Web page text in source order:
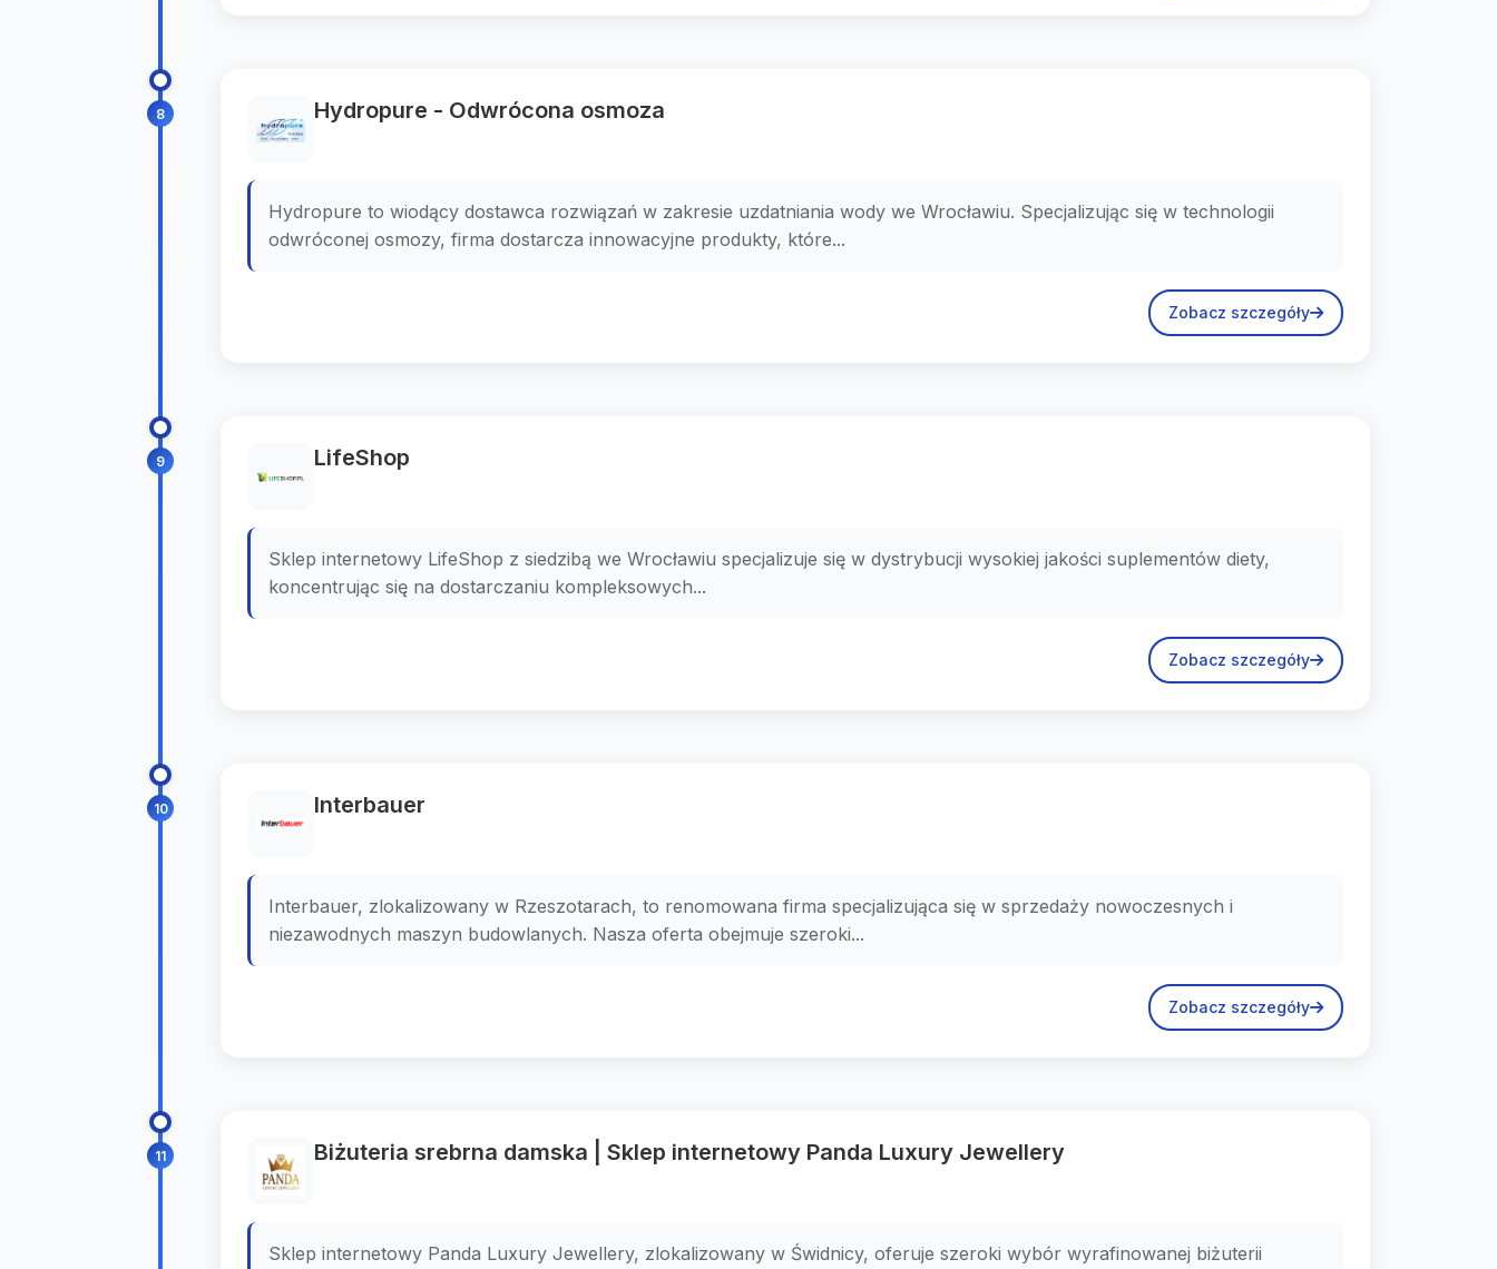
8 Hydropure - Odwrócona osmoza
Hydropure to wiodący dostawca rozwiązań w zakresie uzdatniania wody we Wrocławiu. Specjalizując się w technologii
odwróconej osmozy, firma dostarcza innowacyjne produkty, które...
Zobacz szczegóły
9 LifeShop
Sklep internetowy LifeShop z siedzibą we Wrocławiu specjalizuje się w dystrybucji wysokiej jakości suplementów diety,
koncentrując się na dostarczaniu kompleksowych...
Zobacz szczegóły
10 Interbauer
Interbauer, zlokalizowany w Rzeszotarach, to renomowana firma specjalizująca się w sprzedaży nowoczesnych i
niezawodnych maszyn budowlanych. Nasza oferta obejmuje szeroki...
Zobacz szczegóły
11 Biżuteria srebrna damska | Sklep internetowy Panda Luxury Jewellery
Sklep internetowy Panda Luxury Jewellery, zlokalizowany w Świdnicy, oferuje szeroki wybór wyrafinowanej biżuterii